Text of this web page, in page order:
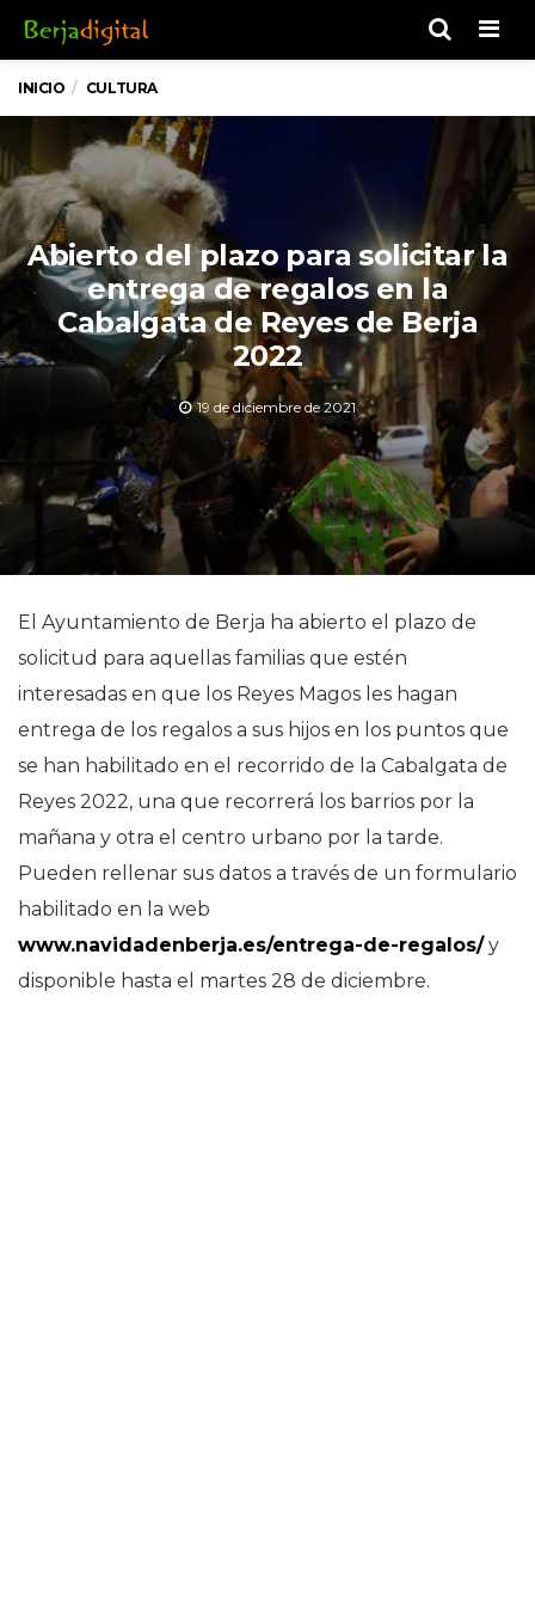
INICIO CULTURA
Abierto del plazo para solicitar la
entrega de regalos en la
Cabalgata de Reyes de Berja
2022
19 de diciembre de 2021
El Ayuntamiento de Berja ha abierto el plazo de
solicitud para aquellas familias que estén
interesadas en que los Reyes Magos les hagan
entrega de los regalos a sus hijos en los puntos que
se han habilitado en el recorrido de la Cabalgata de
Reyes 2022, una que recorrerá los barrios por la
mañana y otra el centro urbano por la tarde.
Pueden rellenar sus datos a través de un formulario
habilitado en la web
www.navidadenberja.es/entrega-de-regalos/y
disponible hasta el martes 28 de diciembre.